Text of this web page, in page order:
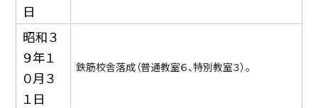
日
昭和３
９年１
０月３
１日
鉄筋校舎落成（普通教室６、特別教室３）。